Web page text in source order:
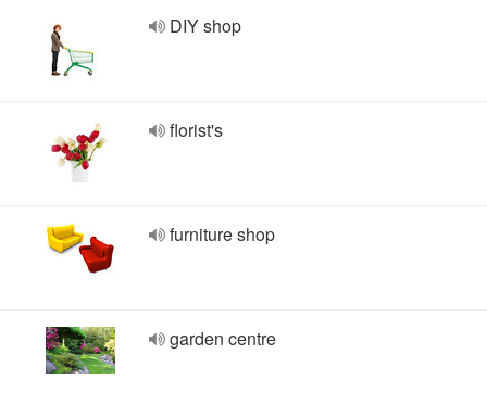
DIY shop
florist's
furniture shop
garden centre